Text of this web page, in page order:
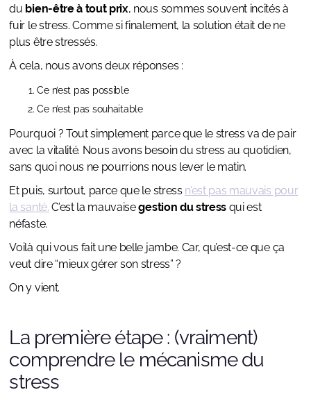
du bien-être à tout prix, nous sommes souvent incités à
fuir le stress. Comme si finalement, la solution était de ne
plus être stressés.
À cela, nous avons deux réponses :
Ce n’est pas possible
Ce n’est pas souhaitable
Pourquoi ? Tout simplement parce que le stress va de pair
avec la vitalité. Nous avons besoin du stress au quotidien,
sans quoi nous ne pourrions nous lever le matin.
Et puis, surtout, parce que le stress n’est pas mauvais pour
la santé. C’est la mauvaisegestion du stress qui est
néfaste.
Voilà qui vous fait une belle jambe. Car, qu’est-ce que ça
veut dire “mieux gérer son stress” ?
On y vient.
La première étape : (vraiment)
comprendre le mécanisme du
stress